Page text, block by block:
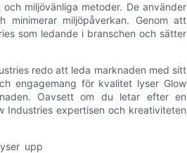
miljövänliga metoder. De använder
minimerar miljöpåverkan. Genom att
som ledande i branschen och sätter
redo att leda marknaden med sitt
engagemang för kvalitet lyser Glow
Oavsett om du letar efter en
Industries expertisen och kreativiteten